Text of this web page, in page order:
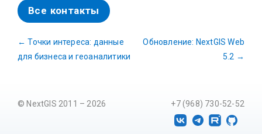
Все контакты
← Точки интереса: данные
для бизнеса и геоаналитики
Обновление: NextGIS Web
5.2 →
+7 (968) 730-52-52
© NextGIS 2011 – 2026